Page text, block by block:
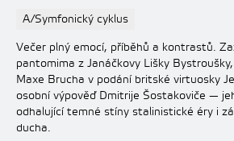
A/Symfonický cyklus
Večer plný emocí, příběhů a kontrastů.
pantomima z Janáčkovy Lišky
Maxe Brucha v podání britské virtuosky
osobní výpověď Dmitrije Šostakoviče —
odhalující temné stíny stalinistické éry i
ducha.